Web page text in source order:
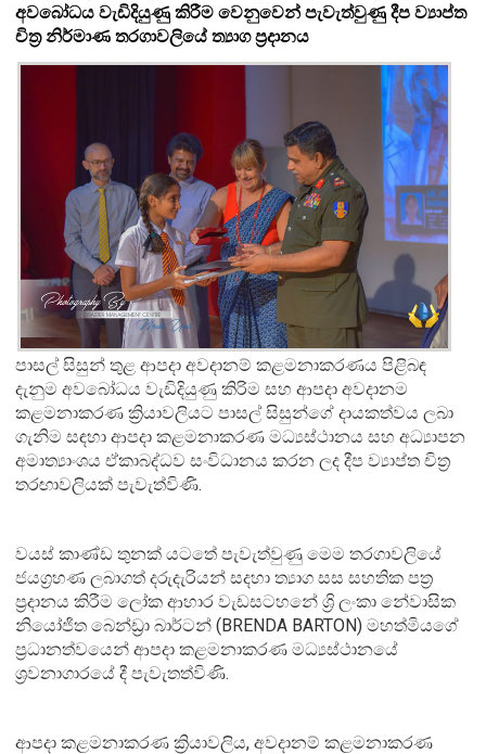
අවබෝධය වැඩිදියුණු කිරීම වෙනුවෙන් පැවැත්වුණු දීප ව්‍යාප්ත
චිත්‍ර නිර්මාණ තරගාවලියේ ත්‍යාග ප්‍රදානය
පාසල් සිසුන් තුළ ආපදා අවදානම් කළමනාකරණය පිළිබඳ
දැනුම අවබෝධය වැඩිදියුණු කිරිම සහ ආපදා අවදානම
කළමනාකරණ ක්‍රියාවලියට පාසල් සිසුන්ගේ දායකත්වය ලබා
ගැනිම සඳහා ආපදා කළමනාකරණ මධ්‍යස්ථානය සහ අධ්‍යාපන
අමාත්‍යාංශය ඒකාබද්ධව සංවිධානය කරන ලද දීප ව්‍යාප්ත චිත්‍ර
තරඟාවලියක් පැවැත්විණි.
වයස් කාණ්ඩ තුනක් යටතේ පැවැත්වුණු මෙම තරගාවලියේ
ජයග්‍රහණ ලබාගත් දරුදැරියන් සදහා ත්‍යාග සස සහතික පත්‍ර
ප්‍රදානය කිරීම ලෝක ආහාර වැඩසටහනේ ශ්‍රි ලංකා නේවාසික
නියෝජිත බෙන්ඩ්‍රා බාර්ටන් (BRENDA BARTON) මහත්මියගේ
ප්‍රධානත්වයෙන් ආපදා කළමනාකරණ මධ්‍යස්ථානයේ
ශ්‍රවනාගාරයේ දී පැවැතත්විණි.
ආපදා කළමනාකරණ ක්‍රියාවලිය, අවදානම් කළමනාකරණ